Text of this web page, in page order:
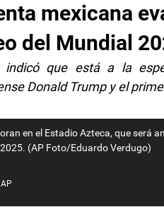
mexicana
del Mundial
indicó que está a la
Donald Trump y el
en el Estadio Azteca, que será
(AP Foto/Eduardo Verdugo)
AP